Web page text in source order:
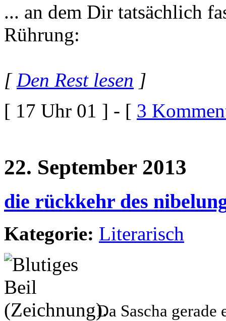
... an dem Dir tatsächlich
Rührung:
[Den Rest lesen ]
[ 17 Uhr 01 ] - [ 3
22. September 2013
die rückkehr des
Kategorie: Literarisch
Da Sascha gerade